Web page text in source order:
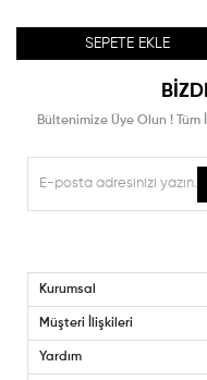
SEPETE
Bültenimize Üye Olun !
Kurumsal
Müşteri İlişkileri
Yardım